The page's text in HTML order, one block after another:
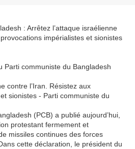
: Arrêtez l’attaque israélienne
impérialistes et sionistes
Parti communiste du Bangladesh
contre l’Iran. Résistez aux
sionistes - Parti communiste du
(PCB) a publié aujourd’hui,
protestant fermement et
missiles continues des forces
cette déclaration, le président du